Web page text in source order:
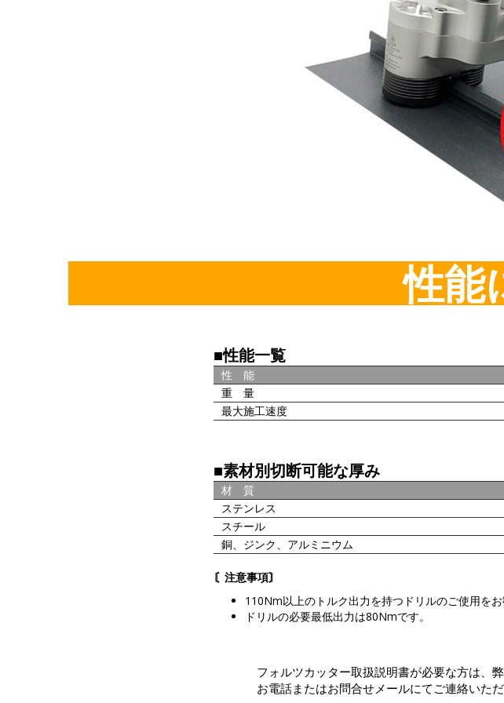
性能
■性能一覧
性 能
重 量
最大施工速度
■素材別切断可能な厚み
材 質
ステンレス
スチール
銅、ジンク、アルミニウム
〘注意事項〙
110Nm以上のトルク出力を持つドリルのご使用をお
ドリルの必要最低出力は80Nmです。
フォルツカッター取扱説明書が必要な方は、
お電話またはお問合せメールにてご連絡いた